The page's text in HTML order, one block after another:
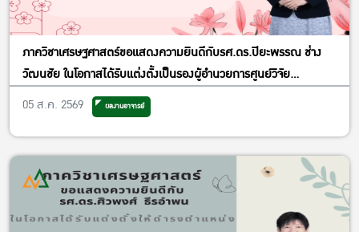
ภาควิชาเศรษฐศาสตร์ขอแสดงความยินดีกับรศ.ดร.ปิยะพรรณ ช่าง
วัฒนชัย ในโอกาสได้รับแต่งตั้งเป็นรองผู้อำนวยการศูนย์วิจัย
เศรษฐศาสตร์ประยุกต์ ฝ่ายพัฒนาคุณภาพ
05 ส.ค. 2569 ผลงานอาจารย์